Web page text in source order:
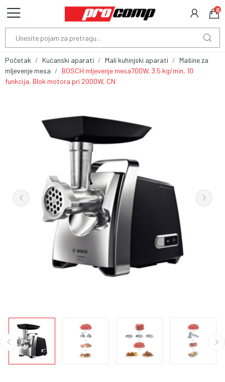
0
Početak Kućanski aparati Mali kuhinjski aparati
Mašine za
mljevenje mesa
BOSCH mljevenje mesa700W, 3.5 kg/min, 10
funkcija, Blok motora pri 2000W, CN